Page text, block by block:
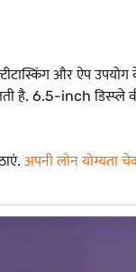
और ऐप
है. 6.5-inch
अपनी लोन योग्यता